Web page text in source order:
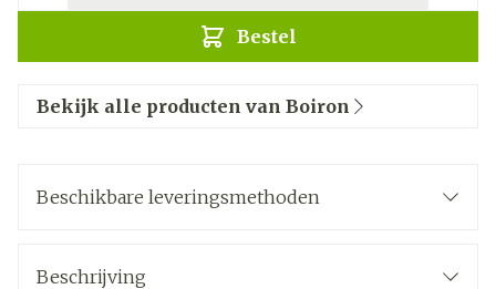
Bestel
Bekijk alle producten van Boiron
Beschikbare leveringsmethoden
Beschrijving